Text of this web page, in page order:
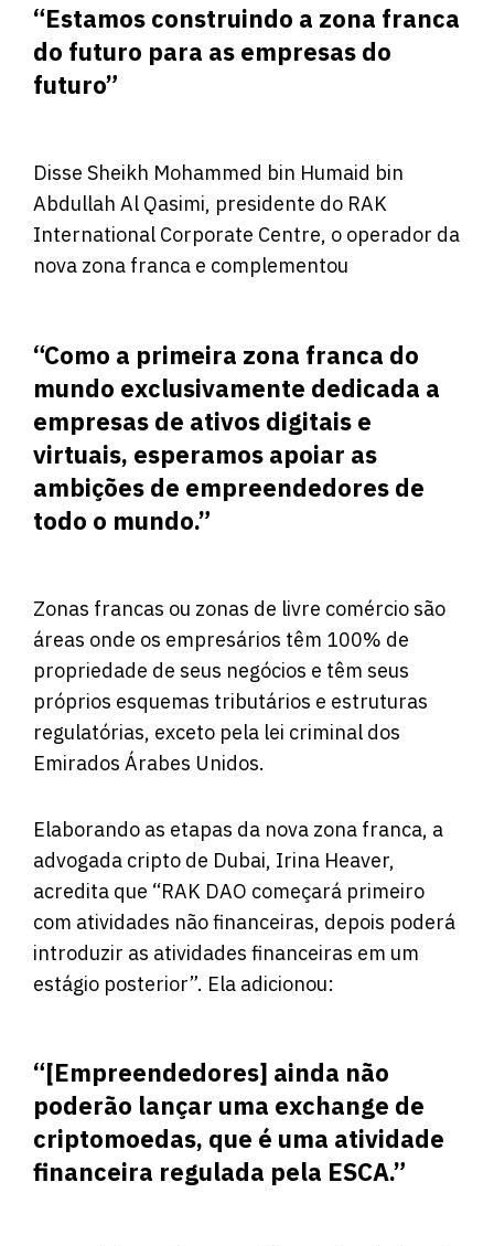
“Estamos construindo a zona franca
do futuro para as empresas do
futuro”
Disse Sheikh Mohammed bin Humaid bin
Abdullah Al Qasimi, presidente do RAK
International Corporate Centre, o operador da
nova zona franca e complementou
“Como a primeira zona franca do
mundo exclusivamente dedicada a
empresas de ativos digitais e
virtuais, esperamos apoiar as
ambições de empreendedores de
todo o mundo.”
Zonas francas ou zonas de livre comércio são
áreas onde os empresários têm 100% de
propriedade de seus negócios e têm seus
próprios esquemas tributários e estruturas
regulatórias, exceto pela lei criminal dos
Emirados Árabes Unidos.
Elaborando as etapas da nova zona franca, a
advogada cripto de Dubai, Irina Heaver,
acredita que “RAK DAO começará primeiro
com atividades não financeiras, depois poderá
introduzir as atividades financeiras em um
estágio posterior”. Ela adicionou:
“[Empreendedores] ainda não
poderão lançar uma exchange de
criptomoedas, que é uma atividade
financeira regulada pela ESCA.”